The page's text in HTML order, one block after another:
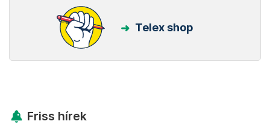
Telex shop
Friss hírek